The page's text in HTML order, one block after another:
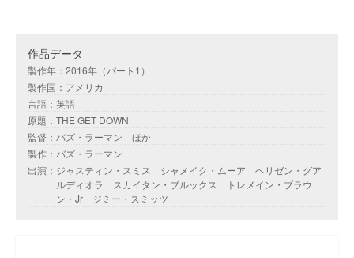
作品データ
製作年：2016年（パート1）
製作国：アメリカ
言語：英語
原題：THE GET DOWN
監督：バズ・ラーマン ほか
製作：バズ・ラーマン
出演：ジャスティン・スミス シャメイク・ムーア ヘリゼン・グア
ルディオラ スカイタン・ブルックス トレメイン・ブラウ
ン・Jr ジミー・スミッツ